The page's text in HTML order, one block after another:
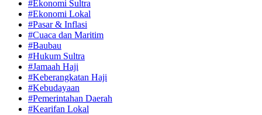
#Ekonomi Sultra
#Ekonomi Lokal
#Pasar & Inflasi
#Cuaca dan Maritim
#Baubau
#Hukum Sultra
#Jamaah Haji
#Keberangkatan Haji
#Kebudayaan
#Pemerintahan Daerah
#Kearifan Lokal